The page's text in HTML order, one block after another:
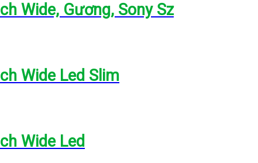
Wide, Gương, Sony Sz
Wide Led Slim
Wide Led